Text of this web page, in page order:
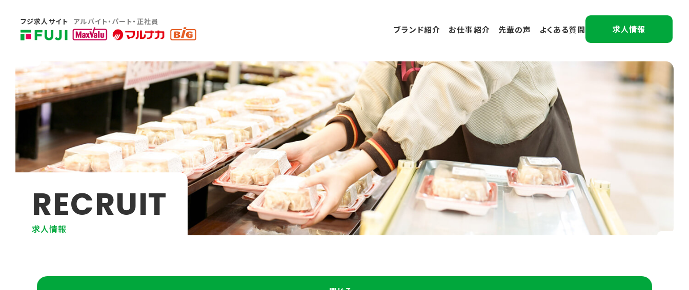
フジ求人サイト アルバイト・パート・正社員
ブランド紹介 お仕事紹介 先輩の声 よくある質問 求人情報
RECRUIT
求人情報